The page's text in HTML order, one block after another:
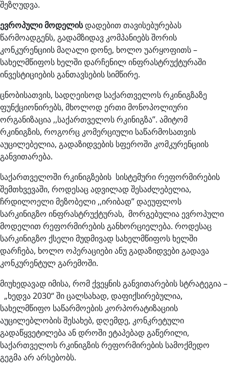
შეზღუდვა.
ევროპული მოდელისდადებით თავისებურებას
წარმოადგენს, გადამზიდავ კომპანიებს შორის
კონკურენციის მაღალი დონე, ხოლო უარყოფითს –
სახელმწიფოს ხელში დარჩენილ ინფრასტრუქტურაში
ინვესტიციების განთავსების სიმწირე.
ცნობისათვის, სადღეისოდ საქართველოს რკინიგზაზე
ფუნქციონირებს, მხოლოდ ერთი მონოპოლიური
ორგანიზაცია ,,საქართველოს რკინიგზა”. ამიტომ
რკინიგზის, როგორც კომერციული საწარმოსათვის
აუცილებელია, გადაზიდვების სფეროში კომკურენციის
განვითარება.
საქართველოში რკინიგზების სისტემური რეფორმირების
შემთხვევაში, როდესაც ადვილად შესაძლებელია,
ჩრდილოელი მეზობელი ,,ირიბად” დაეუფლოს
სარკინიგზო ინფრასტრუქტურას, მორგებულია ევროპული
მოდელით რეფორმირების განხორციელება. როდესაც
სარკინიგზო ქსელი მუდმივად სახელმწიფოს ხელში
დარჩება, ხოლო ოპერაციები ანუ გადაზიდვები გადავა
კონკურენტულ გარემოში.
მიუხედავად იმისა, რომ ქვეყნის განვითარების სტრატეგია –
„ხედვა 2030“ ში ცალსახად, დაფიქსირებულია,
სახელმწიფო საწარმოების კორპორატიზაციის
აუცილებლობის შესახებ, დღემდე, კონკრეტული
გადაწყვეტილება ან დროში ეტაპებად გაწერილი,
საქართველოს რკინიგზის რეფორმირების სამოქმედო
გეგმა არ არსებობს.